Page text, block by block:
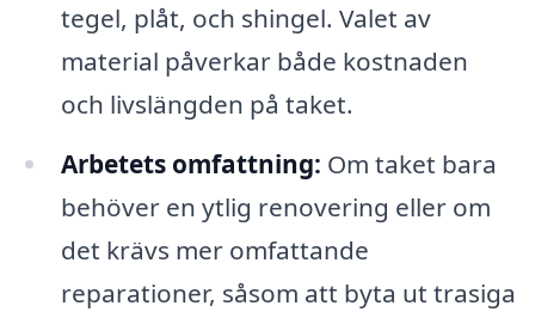
tegel, plåt, och shingel. Valet av
material påverkar både kostnaden
och livslängden på taket.
Arbetets omfattning: Om taket bara
behöver en ytlig renovering eller om
det krävs mer omfattande
reparationer, såsom att byta ut trasiga